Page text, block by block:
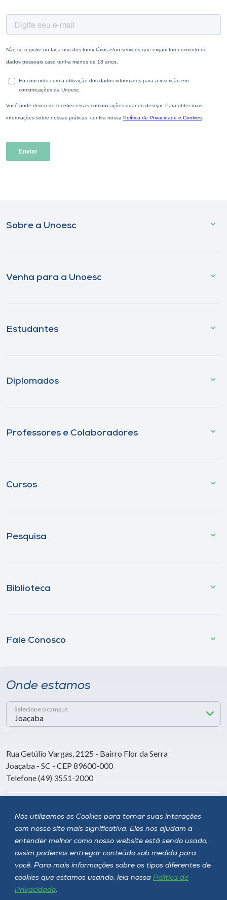
Nós utilizamos os Cookies para tornar suas interações
com nosso site mais significativa. Eles nos ajudam a
entender melhor como nosso website está sendo usado,
assim podemos entregar conteúdo sob medida para
você. Para mais informações sobre os tipos diferentes de
cookies que estamos usando, leia nossa Política de
Privacidade.
Sobre a Unoesc
Venha para a Unoesc
Estudantes
Diplomados
Professores e Colaboradores
Cursos
Pesquisa
Biblioteca
Fale Conosco
Onde estamos
Selecione o campus
Rua Getúlio Vargas, 2125 - Bairro Flor da Serra
Joaçaba - SC - CEP 89600-000
Telefone (49) 3551-2000
Siga a Unoesc